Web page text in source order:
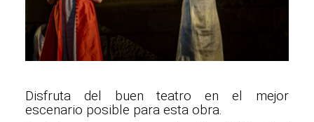
Disfruta del buen teatro en el mejor
escenario posible para esta obra.